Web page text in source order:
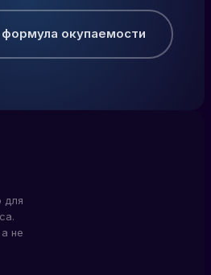
формула окупаемости
для
не